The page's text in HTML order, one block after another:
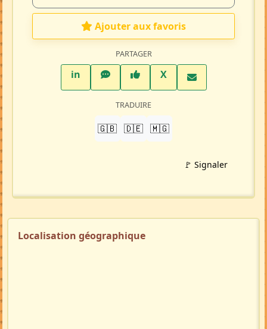
Ajouter aux favoris
PARTAGER
inLinkedInWhatsAppFacebook
XTwitter X
TRADUIRE
🇬🇧 🇩🇪 🇲🇬
🚩 Signaler
Localisation géographique